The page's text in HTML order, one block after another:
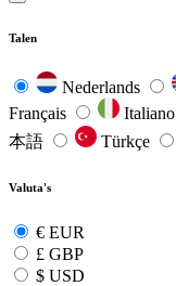
Talen
Nederlands
Français
Italiano
本語
Türkçe
Valuta's
€ EUR
£ GBP
$ USD